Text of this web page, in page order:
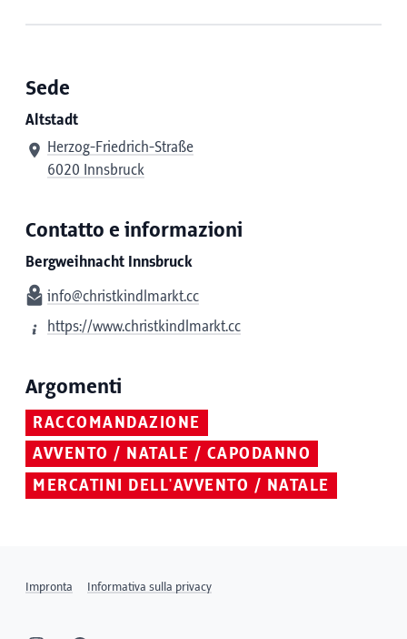
Sede
Altstadt
Herzog-Friedrich-Straße
6020 Innsbruck
Contatto e informazioni
Bergweihnacht Innsbruck
info@christkindlmarkt.cc
https://www.christkindlmarkt.cc
Argomenti
RACCOMANDAZIONE
AVVENTO / NATALE / CAPODANNO
MERCATINI DELL'AVVENTO / NATALE
Impronta Informativa sulla privacy